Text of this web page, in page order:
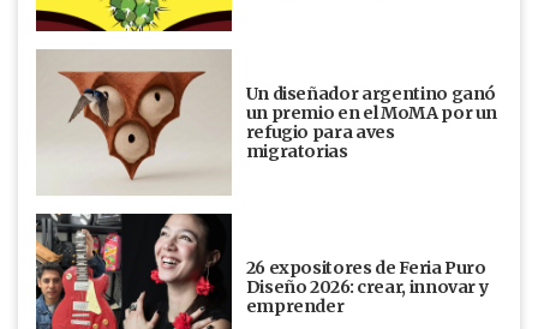
Un diseñador argentino ganó
un premio en el MoMA por un
refugio para aves
migratorias
26 expositores de Feria Puro
Diseño 2026: crear, innovar y
emprender